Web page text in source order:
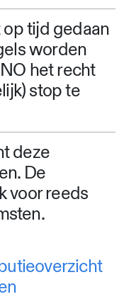
tijd gedaan
worden
het recht
stop te
deze
De
voor reeds